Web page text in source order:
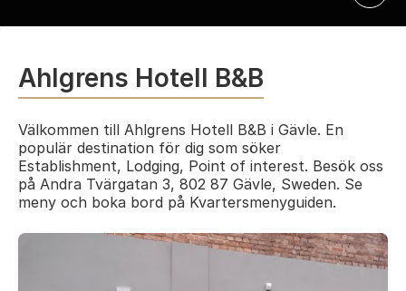
Ahlgrens Hotell B&B
Välkommen till Ahlgrens Hotell B&B i Gävle. En
populär destination för dig som söker
Establishment, Lodging, Point of interest. Besök oss
på Andra Tvärgatan 3, 802 87 Gävle, Sweden. Se
meny och boka bord på Kvartersmenyguiden.